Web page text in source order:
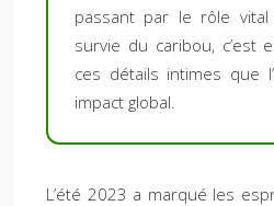
passant par le rôle
survie du caribou, c’est
ces détails intimes que
impact global.
L’été 2023 a marqué les